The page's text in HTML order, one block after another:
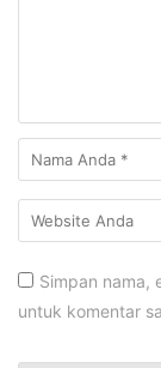
Simpan nama,
untuk komentar